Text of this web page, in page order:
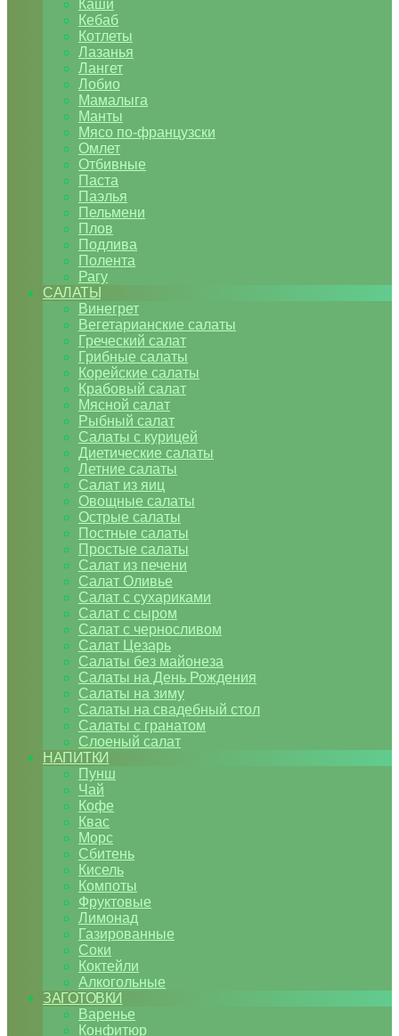
Каши
Кебаб
Котлеты
Лазанья
Лангет
Лобио
Мамалыга
Манты
Мясо по-французски
Омлет
Отбивные
Паста
Паэлья
Пельмени
Плов
Подлива
Полента
Рагу
САЛАТЫ
Винегрет
Вегетарианские салаты
Греческий салат
Грибные салаты
Корейские салаты
Крабовый салат
Мясной салат
Рыбный салат
Салаты с курицей
Диетические салаты
Летние салаты
Салат из яиц
Овощные салаты
Острые салаты
Постные салаты
Простые салаты
Салат из печени
Салат Оливье
Салат с сухариками
Салат с сыром
Салат с черносливом
Салат Цезарь
Салаты без майонеза
Салаты на День Рождения
Салаты на зиму
Салаты на свадебный стол
Салаты с гранатом
Слоеный салат
НАПИТКИ
Пунш
Чай
Кофе
Квас
Морс
Сбитень
Кисель
Компоты
Фруктовые
Лимонад
Газированные
Соки
Коктейли
Алкогольные
ЗАГОТОВКИ
Варенье
Конфитюр